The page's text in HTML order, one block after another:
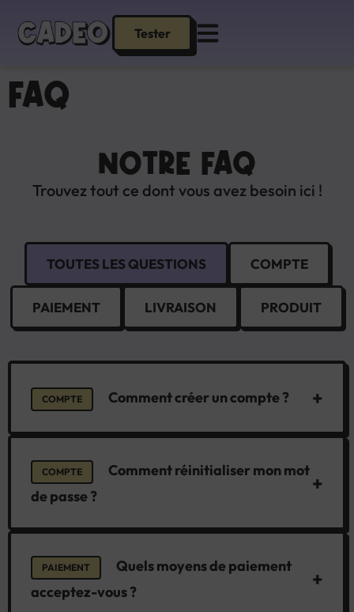
Tester
FAQ
NOTRE FAQ
Trouvez tout ce dont vous avez besoin ici !
TOUTES LES QUESTIONS COMPTE
PAIEMENT LIVRAISON PRODUIT
COMPTE Comment créer un compte ? +
COMPTE
Comment réinitialiser mon mot
de passe ?
+
PAIEMENT
Quels moyens de paiement
acceptez-vous ?
+